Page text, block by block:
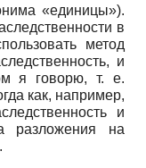
«единицы»).
в
метод
и
я говорю, т. е.
как, например,
и
разложения на
.